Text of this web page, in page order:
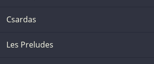
Csardas
Les Preludes